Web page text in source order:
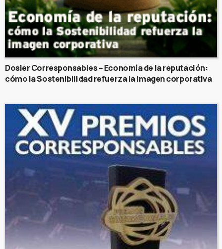
Dosier Corresponsables – Economía de la reputación:
cómo la Sostenibilidad refuerza la imagen corporativa